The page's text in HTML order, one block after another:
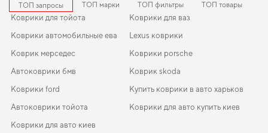
ТОП запросы ТОП марки ТОП фильтры ТОП товары
Коврики для тойота
Коврики автомобильные ева
Коврик мерседес
Автоковрики бмв
Коврики ford
Автоковрики тойота
Коврики для ваз
Lexus коврики
Коврики porsche
Коврик skoda
Купить коврики в авто харьков
Коврики для авто купить киев
Коврики для авто киев